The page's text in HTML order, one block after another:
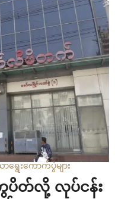
ာရွေးကောက်ပွဲများ
ပိတ်လို့ လုပ်ငန်း